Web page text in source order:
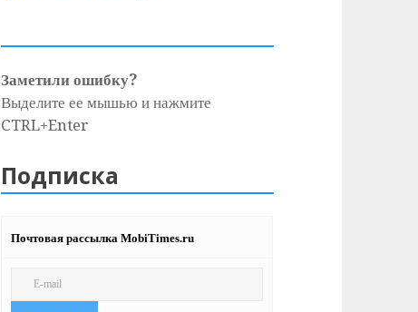
Заметили ошибку?
Выделите ее мышью и нажмите
CTRL+Enter
Подписка
Почтовая рассылка MobiTimes.ru